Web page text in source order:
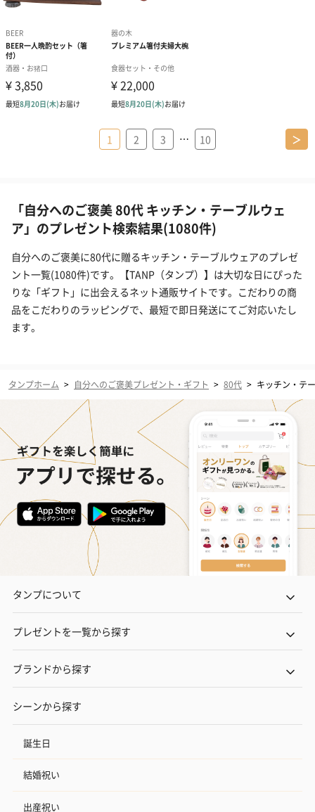
1 2 3 … 10 ＞
「自分へのご褒美 80代 キッチン・テーブルウェ
ア」のプレゼント検索結果(1080件)
自分へのご褒美に80代に贈るキッチン・テーブルウェアのプレゼ
ント一覧(1080件)です。【TANP（タンプ）】は大切な日にぴった
りな「ギフト」に出会えるネット通販サイトです。こだわりの商
品をこだわりのラッピングで、最短で即日発送にてご対応いたし
ます。
タンプホーム > 自分へのご褒美プレゼント・ギフト > 80代 > キッチン・テ
タンプについて
プレゼントを一覧から探す
ブランドから探す
シーンから探す
誕生日
結婚祝い
出産祝い